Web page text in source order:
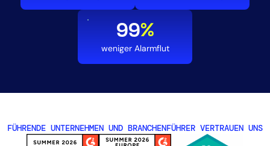
99%
weniger Alarmflut
FÜHRENDE UNTERNEHMEN UND BRANCHENFÜHRER VERTRAUEN UNS